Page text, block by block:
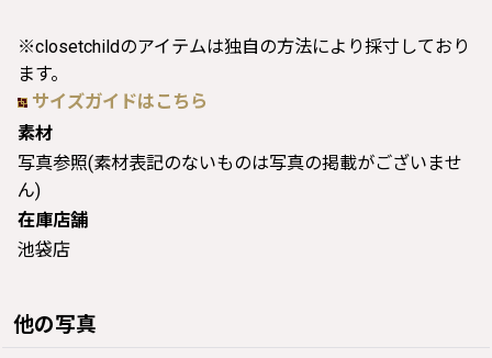
※closetchildのアイテムは独自の方法により採寸しており
ます。
サイズガイドはこちら
素材
写真参照(素材表記のないものは写真の掲載がございませ
ん)
在庫店舗
池袋店
他の写真